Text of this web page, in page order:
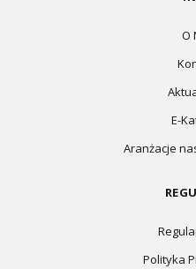
O
E-
Aranżacje
Polityka